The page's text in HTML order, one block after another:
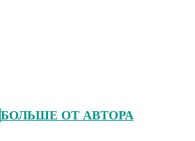
БОЛЬШЕ ОТ АВТОРА